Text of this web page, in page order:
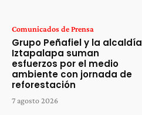
Comunicados de Prensa
Grupo Peñafiel y la alcaldía
Iztapalapa suman
esfuerzos por el medio
ambiente con jornada de
reforestación
7 agosto 2026